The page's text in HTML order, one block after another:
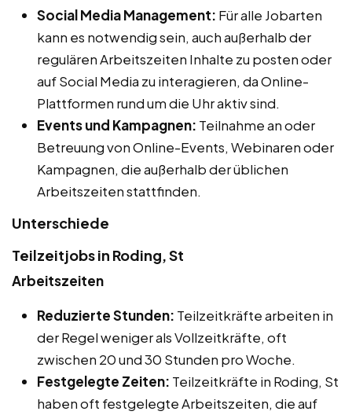
Social Media Management: Für alle Jobarten
kann es notwendig sein, auch außerhalb der
regulären Arbeitszeiten Inhalte zu posten oder
auf Social Media zu interagieren, da Online-
Plattformen rund um die Uhr aktiv sind.
Events und Kampagnen: Teilnahme an oder
Betreuung von Online-Events, Webinaren oder
Kampagnen, die außerhalb der üblichen
Arbeitszeiten stattfinden.
Unterschiede
Teilzeitjobs in Roding, St
Arbeitszeiten
Reduzierte Stunden: Teilzeitkräfte arbeiten in
der Regel weniger als Vollzeitkräfte, oft
zwischen 20 und 30 Stunden pro Woche.
Festgelegte Zeiten: Teilzeitkräfte in Roding, St
haben oft festgelegte Arbeitszeiten, die auf